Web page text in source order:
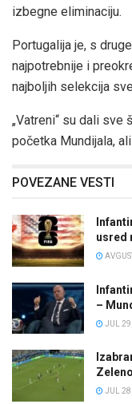
izbegne eliminaciju.
Portugalija je, s
najpotrebnije i
najboljih selekcija
„Vatreni“ su dali sve
početka Mundijala,
POVEZANE VESTI
usred
–
JUL
JUL